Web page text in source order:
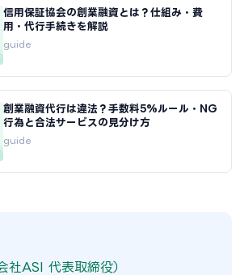
信用保証協会の創業融資とは？仕組み・費
用・代行手続きを解説
guide
創業融資代行は違法？手数料5%ルール・NG
行為と合法サービスの見分け方
guide
社ASI 代表取締役）